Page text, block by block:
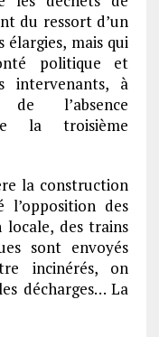
du ressort d’un
élargies, mais qui
politique et
intervenants, à
l’absence
la troisième
la construction
l’opposition des
locale, des trains
sont envoyés
incinérés, on
décharges… La